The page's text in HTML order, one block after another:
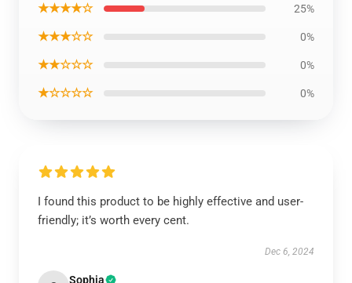
★★★★☆ 25%
★★★☆☆ 0%
★★☆☆☆ 0%
★☆☆☆☆ 0%
I found this product to be highly effective and user-
friendly; it’s worth every cent.
Dec 6, 2024
Sophia